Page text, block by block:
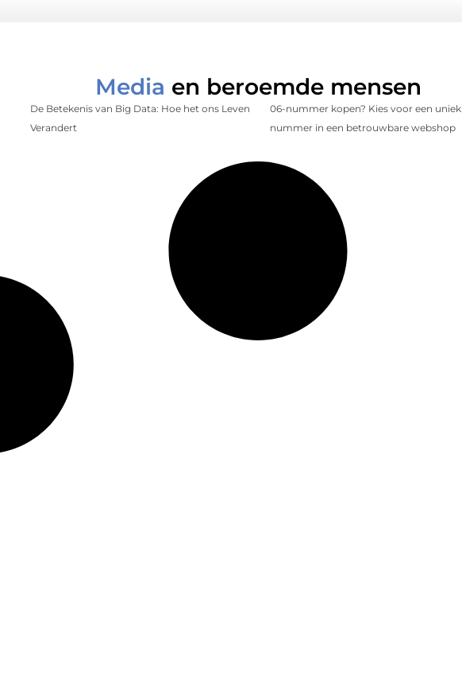
Media en beroemde mensen
De Betekenis van Big Data: Hoe het ons Leven
Verandert
06-nummer kopen? Kies voor een uniek
nummer in een betrouwbare webshop